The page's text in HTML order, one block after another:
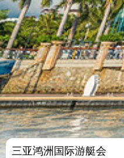
三亚鸿洲国际游艇会